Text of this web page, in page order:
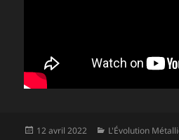
Publié
12 avril 2022 Catégories
L'Évolution